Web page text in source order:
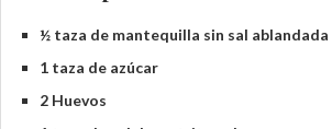
½ taza de mantequilla sin sal ablandada
1 taza de azúcar
2 Huevos